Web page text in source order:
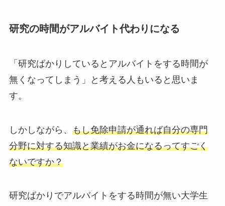
研究の時間がアルバイト代わりになる
「研究ばかりしているとアルバイトをする時間が
無くなってしまう」と考える人もいると思いま
す。
しかしながら、 もし免除申請が通れば自分の専門
分野に対する知識と業績がお金になるってすごく
ないですか？
研究ばかりでアルバイトをする時間が無い大学生